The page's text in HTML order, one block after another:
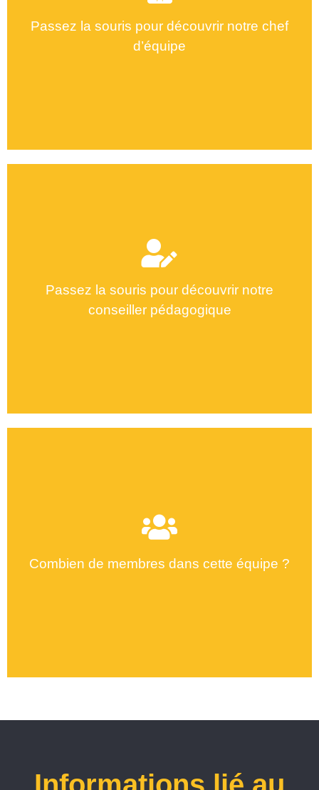
Passez la souris pour découvrir notre chef
d’équipe
Lobna selmi
Passez la souris pour découvrir notre
conseiller pédagogique
Ines Ellouze
Combien de membres dans cette équipe ?